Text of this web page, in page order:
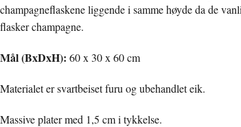
champagneflaskene liggende i samme høyde da de
flasker champagne.
Mål (BxDxH): 60 x 30 x 60 cm
Materialet er svartbeiset furu og ubehandlet eik.
Massive plater med 1,5 cm i tykkelse.